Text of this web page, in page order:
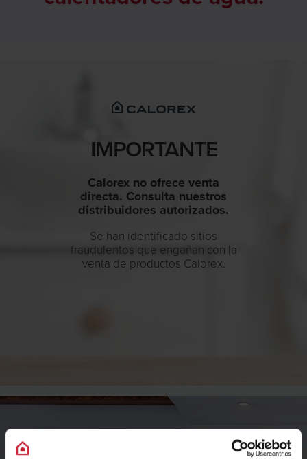
IMPORTANTE
Calorex no ofrece venta
directa. Consulta nuestros
distribuidores autorizados.
Se han identificado sitios
fraudulentos que engañan con la
venta de productos Calorex.